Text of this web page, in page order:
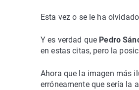
Esta vez o se le ha
Y es verdad que Pedro
en estas citas, pero la
Ahora que la imagen más
erróneamente que sería la